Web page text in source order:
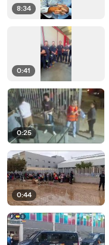
8:34
0:41
0:25
0:44